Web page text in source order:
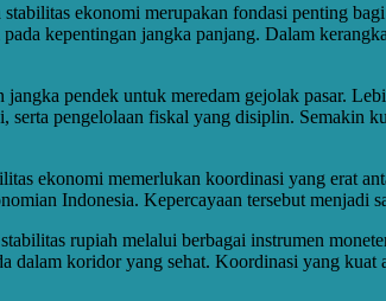
ekonomi merupakan fondasi penting
kepentingan jangka panjang. Dalam
pendek untuk meredam gejolak pasar.
pengelolaan fiskal yang disiplin. Semakin
ekonomi memerlukan koordinasi yang erat
Indonesia. Kepercayaan tersebut
rupiah melalui berbagai instrumen
dalam koridor yang sehat. Koordinasi yang